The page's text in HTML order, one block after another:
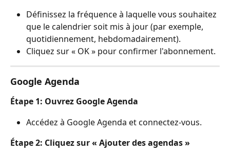
Définissez la fréquence à laquelle vous souhaitez
que le calendrier soit mis à jour (par exemple,
quotidiennement, hebdomadairement).
Cliquez sur « OK » pour confirmer l'abonnement.
Google Agenda
Étape 1: Ouvrez Google Agenda
Accédez à Google Agenda et connectez-vous.
Étape 2: Cliquez sur « Ajouter des agendas »